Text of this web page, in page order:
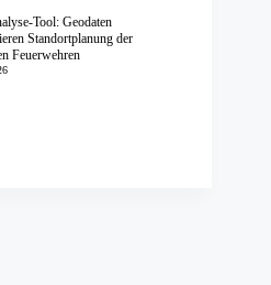
Tool: Geodaten
Standortplanung der
Feuerwehren